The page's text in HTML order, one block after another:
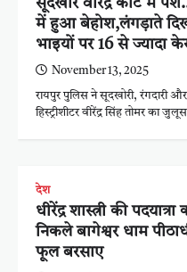
सूदखोर वीरेंद्र कोर्ट में
में हुआ बेहोश,लंगड़ाते
भाइयों पर 16 से ज्यादा
November 13, 2025
रायपुर पुलिस ने सूदखोरी, रंगदारी
हिस्ट्रीशीटर वीरेंद्र सिंह तोमर का
देश
धीरेंद्र शास्त्री की
निकले बागेश्वर धाम
फूल बरसाए